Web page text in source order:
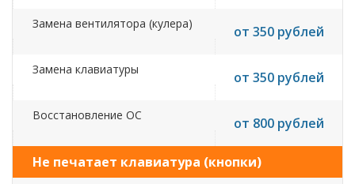
Замена вентилятора (кулера) от 350 рублей
Замена клавиатуры от 350 рублей
Восстановление ОС от 800 рублей
Не печатает клавиатура (кнопки)